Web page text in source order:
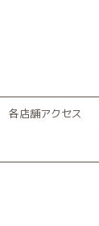
各店舗アクセス